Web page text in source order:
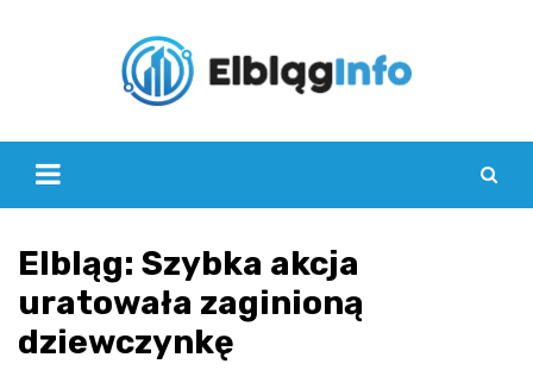
Elbląg: Szybka akcja
uratowała zaginioną
dziewczynkę